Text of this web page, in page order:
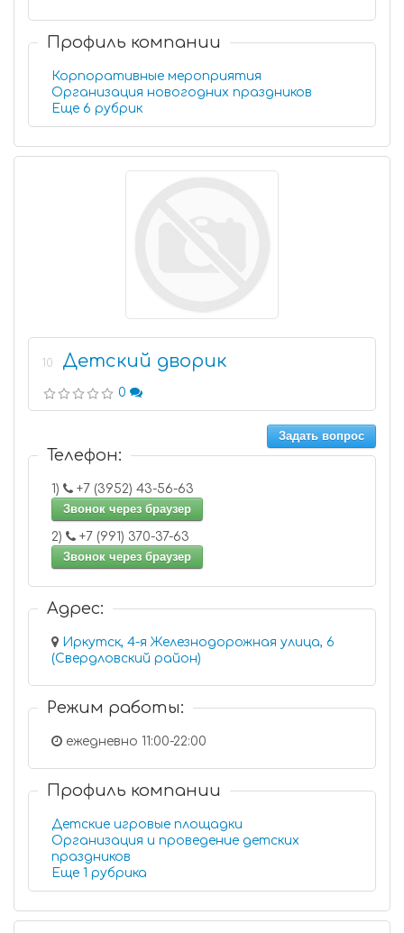
Профиль компании
Корпоративные мероприятия
Организация новогодних праздников
Еще 6 рубрик
10 Детский дворик
0
Задать вопрос
Телефон:
1)
+7 (3952) 43-56-63
Звонок через браузер
2)
+7 (991) 370-37-63
Звонок через браузер
Адрес:
Иркутск, 4-я Железнодорожная улица, 6
(Свердловский район)
Режим работы:
ежедневно 11:00-22:00
Профиль компании
Детские игровые площадки
Организация и проведение детских
праздников
Еще 1 рубрика